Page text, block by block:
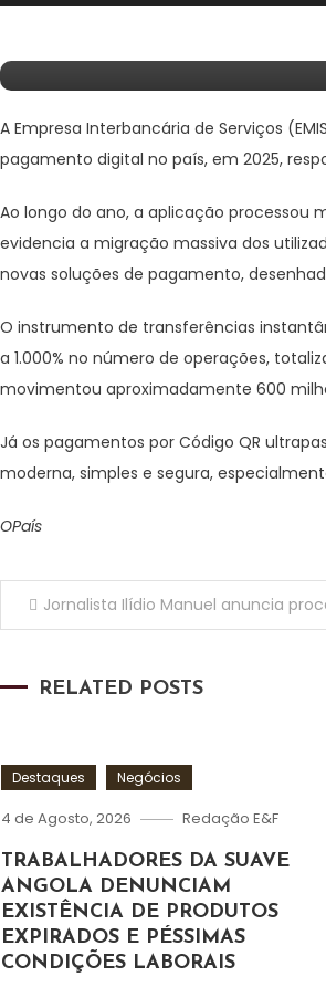
A Empresa Interbancária de Serviços
pagamento digital no país, em 2025,
Ao longo do ano, a aplicação processou
evidencia a migração massiva dos
novas soluções de pagamento,
O instrumento de transferências
a 1.000% no número de operações,
movimentou aproximadamente 600
Já os pagamentos por Código QR
moderna, simples e segura,
OPaís
Navegação
artigos
Jornalista Ilídio Manuel anuncia processo-crime contra comentarista da TV
RELATED POSTS
Destaques Negócios
4 de Agosto, 2026 Redação E&F
TRABALHADORES DA SUAVE
ANGOLA DENUNCIAM
EXISTÊNCIA DE PRODUTOS
EXPIRADOS E PÉSSIMAS
CONDIÇÕES LABORAIS